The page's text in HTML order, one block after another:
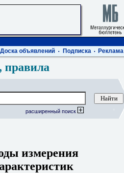
Доска объявлений Подписка Реклама
расширенный поиск
измерения